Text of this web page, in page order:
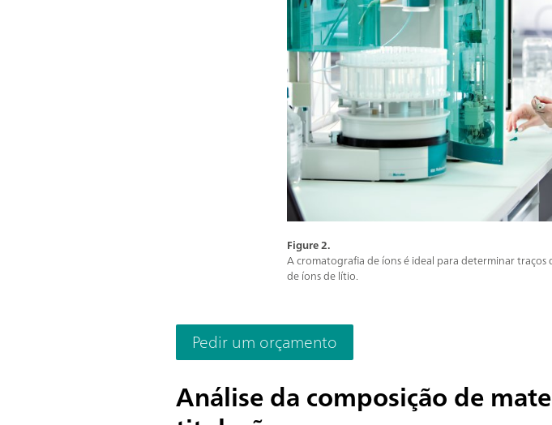
Figure 2.
A cromatografia de íons é ideal para determinar
de íons de lítio.
Pedir um orçamento
Análise da composição de